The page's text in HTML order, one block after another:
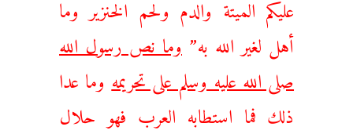
أهل لغير الله به”وما نص رسول الله
صلى الله عليه وسلم على تحريمه وما عدا
ذلك فما استطابه العرب فهو حلال